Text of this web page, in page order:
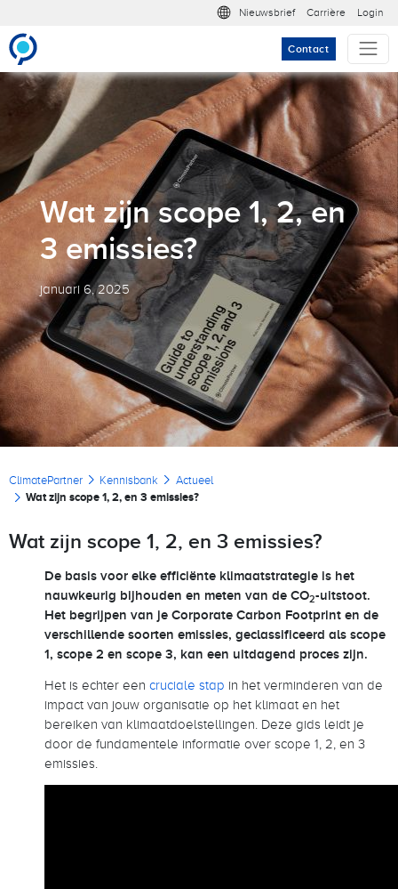
Meta nav
Nieuwsbrief Carrière Login
Contact
Wat zijn scope 1, 2, en
3 emissies?
januari 6, 2025
Kruimelpad
ClimatePartner Kennisbank Actueel
Wat zijn scope 1, 2, en 3 emissies?
Wat zijn scope 1, 2, en 3 emissies?
De basis voor elke efficiënte klimaatstrategie is het
nauwkeurig bijhouden en meten van de CO2-uitstoot.
Het begrijpen van je Corporate Carbon Footprint en de
verschillende soorten emissies, geclassificeerd als scope
1, scope 2 en scope 3, kan een uitdagend proces zijn.
Het is echter een cruciale stap in het verminderen van de
impact van jouw organisatie op het klimaat en het
bereiken van klimaatdoelstellingen. Deze gids leidt je
door de fundamentele informatie over scope 1, 2, en 3
emissies.